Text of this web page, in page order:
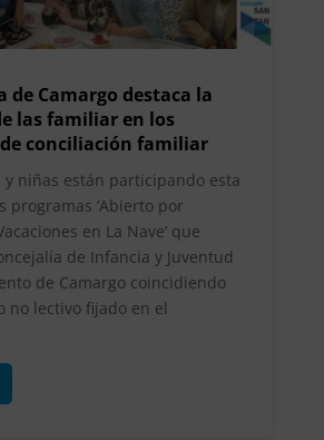
de Camargo destaca la
las familiar en los
conciliación familiar
y niñas están participando esta
programas ‘Abierto por
en La Nave’ que
de Infancia y Juventud
de Camargo coincidiendo
no lectivo fijado en el